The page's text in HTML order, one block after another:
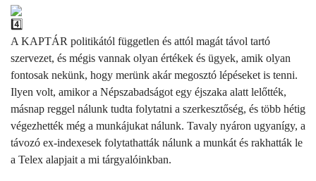
A KAPTÁR politikától független és attól magát távol tartó
szervezet, és mégis vannak olyan értékek és ügyek, amik olyan
fontosak nekünk, hogy merünk akár megosztó lépéseket is tenni.
Ilyen volt, amikor a Népszabadságot egy éjszaka alatt lelőtték,
másnap reggel nálunk tudta folytatni a szerkesztőség, és több hétig
végezhették még a munkájukat nálunk. Tavaly nyáron ugyanígy, a
távozó ex-indexesek folytathatták nálunk a munkát és rakhatták le
a Telex alapjait a mi tárgyalóinkban.